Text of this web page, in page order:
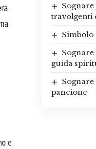
e
travolgenti
Simbolo
guida
pancione